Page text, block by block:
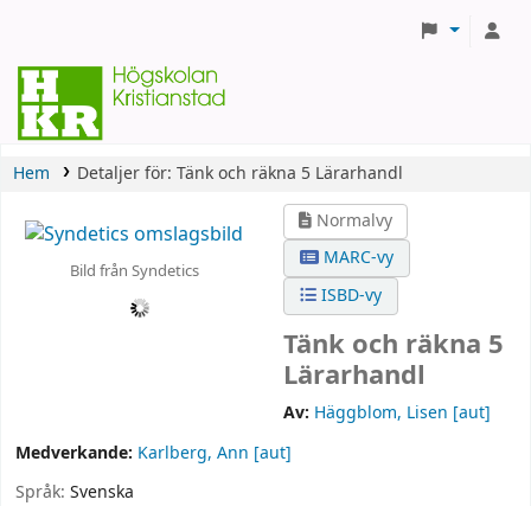
Hem Detaljer för: Tänk och räkna 5 Lärarhandl
Bild från Syndetics
Normalvy
MARC-vy
ISBD-vy
Tänk och räkna 5
Lärarhandl
Av: Häggblom, Lisen [aut]
Medverkande: Karlberg, Ann [aut]
Språk: Svenska